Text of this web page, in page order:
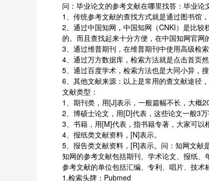
问：毕业论文的参考文献在哪里找答：毕业论
1、传统参考文献的查找方式就是通过图书馆
2、通过中国知网，中国知网（CNKI）是比
的。而且查找起来十分方便，在中国知网官网
3、通过维普期刊，在维普期刊中使用高级检
4、通过万方数据库，检索方法就是点击首页
5、通过百度学术，检索方法也是大同小异，搜
6、其他文献来源：以上是常用的查文献途
文献类型：
1、期刊类，用[J]表示，一般篇幅不长，大概
2、博硕士论文，用[D]代表，这些论文一般3
3、书籍，用[M]代表，指书籍专著，大家可以
4、报纸类文献资料，[N]表示。
5、报告类文献资料，[R]表示。问：知网文献
知网的参考文献包括期刊、学术论文、报纸、
参考文献的单位包括汇编、专利、唱片、技
1.检索头牌：Pubmed